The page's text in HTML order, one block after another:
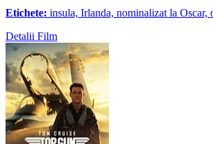
Etichete: insula, Irlanda, nominalizat la Oscar,
Detalii Film